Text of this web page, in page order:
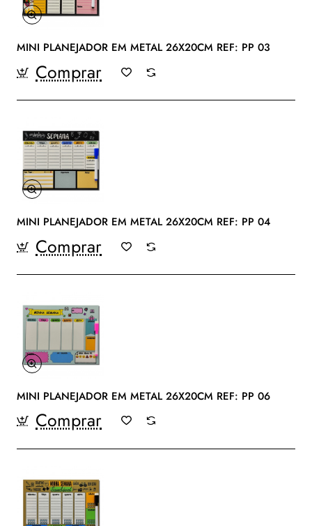
MINI PLANEJADOR EM METAL 26X20CM REF: PP 03
Comprar
MINI PLANEJADOR EM METAL 26X20CM REF: PP 04
Comprar
MINI PLANEJADOR EM METAL 26X20CM REF: PP 06
Comprar